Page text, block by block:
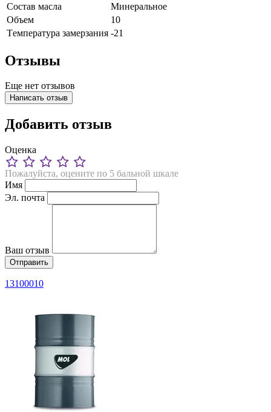
Состав масла
Минеральное
Объем
10
Tемпература замерзания -21
Отзывы
Еще нет отзывов
Написать отзыв
Добавить отзыв
Оценка
Пожалуйста, оцените по 5 бальной шкале
Имя
Эл. почта
Ваш отзыв
13100010